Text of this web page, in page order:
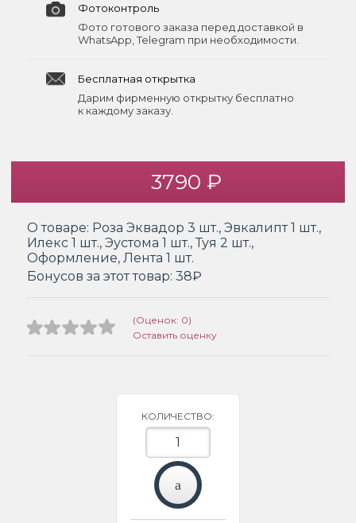
Фотоконтроль
Фото готового заказа перед доставкой в
WhatsApp, Telegram при необходимости.
Бесплатная открытка
Дарим фирменную открытку бесплатно
к каждому заказу.
3790 ₽
О товаре: Роза Эквадор 3 шт., Эвкалипт 1 шт.,
Илекс 1 шт., Эустома 1 шт., Туя 2 шт.,
Оформление, Лента 1 шт.
Бонусов за этот товар: 38₽
(Оценок: 0)
Оставить оценку
КОЛИЧЕСТВО: